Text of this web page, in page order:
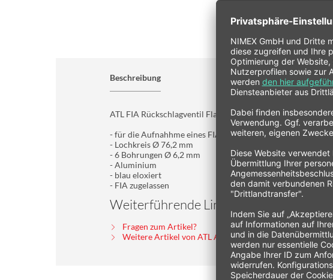
Beschreibung
ATL FIA Rückschlagventil Flansch
- für die Aufnahhme eines FIA Rückschlagventils
- Lochkreis Ø 76,2 mm
- 6 Bohrungen Ø 6,2 mm
- Aluminium
- blau eloxiert
- FIA zugelassen
Weiterführende Links zu "ATL FIA
Fragen zum Artikel?
Weitere Artikel von ATL Aero Tec Laboratories Ltd.